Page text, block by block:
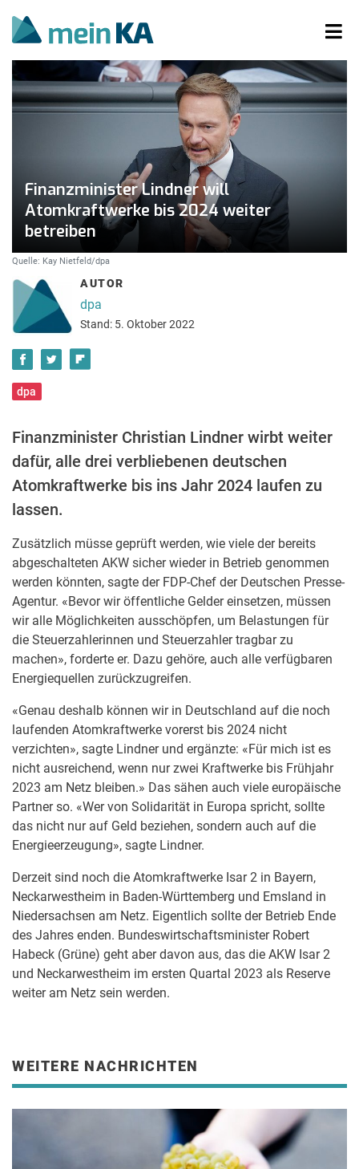
Finanzminister Lindner will
Atomkraftwerke bis 2024 weiter
betreiben
Quelle: Kay Nietfeld/dpa
AUTOR
dpa
Stand: 5. Oktober 2022
dpa
Finanzminister Christian Lindner wirbt weiter
dafür, alle drei verbliebenen deutschen
Atomkraftwerke bis ins Jahr 2024 laufen zu
lassen.
Zusätzlich müsse geprüft werden, wie viele der bereits
abgeschalteten AKW sicher wieder in Betrieb genommen
werden könnten, sagte der FDP-Chef der Deutschen Presse-
Agentur. «Bevor wir öffentliche Gelder einsetzen, müssen
wir alle Möglichkeiten ausschöpfen, um Belastungen für
die Steuerzahlerinnen und Steuerzahler tragbar zu
machen», forderte er. Dazu gehöre, auch alle verfügbaren
Energiequellen zurückzugreifen.
«Genau deshalb können wir in Deutschland auf die noch
laufenden Atomkraftwerke vorerst bis 2024 nicht
verzichten», sagte Lindner und ergänzte: «Für mich ist es
nicht ausreichend, wenn nur zwei Kraftwerke bis Frühjahr
2023 am Netz bleiben.» Das sähen auch viele europäische
Partner so. «Wer von Solidarität in Europa spricht, sollte
das nicht nur auf Geld beziehen, sondern auch auf die
Energieerzeugung», sagte Lindner.
Derzeit sind noch die Atomkraftwerke Isar 2 in Bayern,
Neckarwestheim in Baden-Württemberg und Emsland in
Niedersachsen am Netz. Eigentlich sollte der Betrieb Ende
des Jahres enden. Bundeswirtschaftsminister Robert
Habeck (Grüne) geht aber davon aus, das die AKW Isar 2
und Neckarwestheim im ersten Quartal 2023 als Reserve
weiter am Netz sein werden.
WEITERE NACHRICHTEN